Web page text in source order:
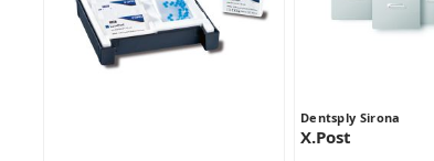
Dentsply Sirona
X.Post